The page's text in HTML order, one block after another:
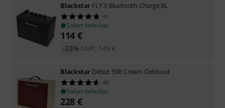
Blackstar FLY 3 Bluetooth Charge BL
41
Sofort lieferbar
114 €
UVP: 149 €
-23%
Blackstar Debut 50R Cream Oxblood
48
Sofort lieferbar
228 €